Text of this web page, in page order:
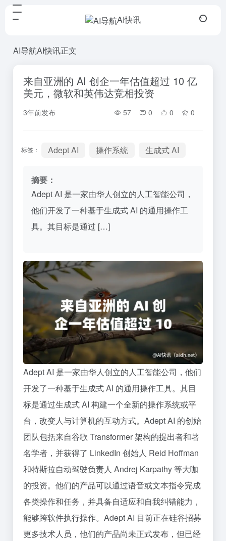
AI快讯
AI导航AI快讯正文
来自亚洲的 AI 创企一年估值超过 10 亿
美元，微软和英伟达竞相投资
3年前发布 57 0 0 0
标签： Adept AI 操作系统 生成式 AI
摘要：
Adept AI 是一家由华人创立的人工智能公司，
他们开发了一种基于生成式 AI 的通用操作工
具。其目标是通过 […]
Adept AI 是一家由华人创立的人工智能公司，他们
开发了一种基于生成式 AI 的通用操作工具。其目
标是通过生成式 AI 构建一个全新的操作系统或平
台，改变人与计算机的互动方式。Adept AI 的创始
团队包括来自谷歌 Transformer 架构的提出者和著
名学者，并获得了 LinkedIn 创始人 Reid Hoffman
和特斯拉自动驾驶负责人 Andrej Karpathy 等大咖
的投资。他们的产品可以通过语音或文本指令完成
各类操作和任务，并具备自适应和自我纠错能力，
能够跨软件执行操作。Adept AI 目前正在硅谷招募
更多技术人员，他们的产品尚未正式发布，但已经